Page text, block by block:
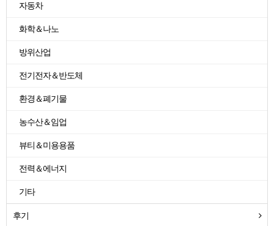
자동차
화학＆나노
방위산업
전기전자＆반도체
환경＆폐기물
농수산＆임업
뷰티＆미용용품
전력＆에너지
기타
후기